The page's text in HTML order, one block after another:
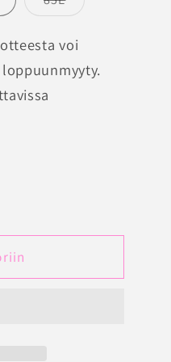
on
tai
ei
saatavilla
voi